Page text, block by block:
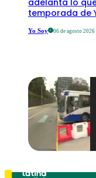
adelanta lo
temporada de
Yo Soy 06 de agosto 2026